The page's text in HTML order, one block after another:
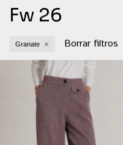
Fw 26
Granate Borrar filtros